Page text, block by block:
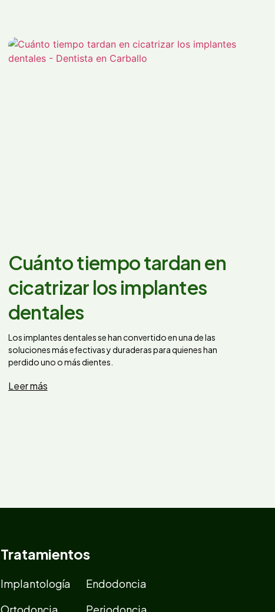
Cuánto tiempo tardan en
cicatrizar los implantes
dentales
Los implantes dentales se han convertido en una de las
soluciones más efectivas y duraderas para quienes han
perdido uno o más dientes.
Leer más
Tratamientos
Implantología
Endodoncia